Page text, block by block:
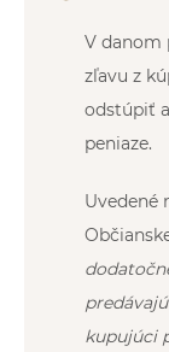
V danom
zľavu z
odstúpiť
peniaze.
Uvedené
kupujúci